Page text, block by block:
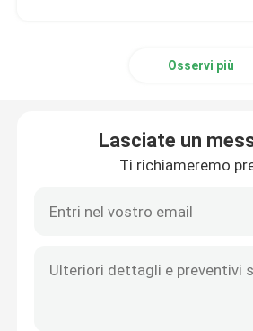
Carta riciclata del cartone
Test Liner Paper
Polvere del gesso del gesso
Osservi più
Lasciate un
Ti richiameremo